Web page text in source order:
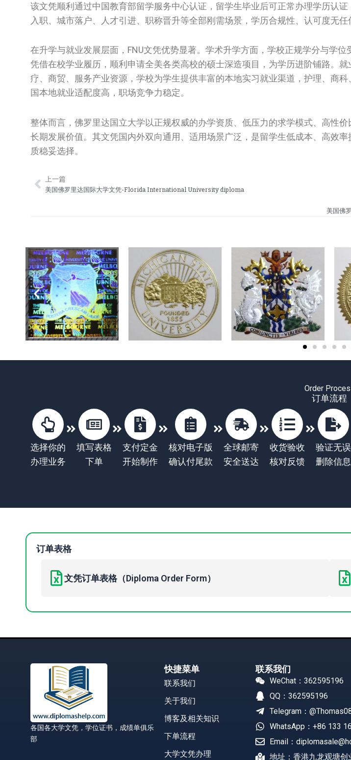
该文凭顺利通过中国教育部留学服务中心认证，留学生毕业后可正常办理学历认
入职、城市落户、人才引进、职称晋升等全部刚需场景，学历合规性、认可度无任
在升学与就业发展层面，FNU文凭优势显著。学术升学方面，学校正规学分与学
凭借在校学业履历，顺利申请全美各类高校的硕士深造项目，为学历进阶铺路。
疗、商贸、服务产业资源，学校为学生提供丰富的本地实习就业渠道，护理、商
国本地就业适配度高，职场竞争力稳定。
整体而言，佛罗里达国立大学以正规权威的办学资质、低压力的求学模式、高性
长期发展价值。其文凭国内外双向通用、适用场景广泛，是留学生低成本、高效
质稳妥选择。
Prev
上一篇
美国佛罗里达国际大学文凭-Florida International University diploma
美国佛
Order
订单流程
选择你的
办理业务
填写表格
下单
支付定金
开始制作
核对电子版
确认付尾款
全球邮寄
安全送达
收货验收
核对反馈
验证无误
删除信息
订单表格
文凭订单表格（Diploma Order Form）
各国各大学文凭，学位证书，成绩单俱乐
部
快捷菜单
联系我们
关于我们
博客及相关知识
下单流程
大学文凭办理
联系我们
WeChat：362595196
QQ：362595196
Telegram：
WhatsApp：+86 133
Email：
地址：香港九龙观塘创